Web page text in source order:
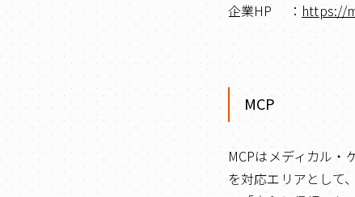
企業HP ： https://
MCP
MCPはメディカル
を対応エリアとして